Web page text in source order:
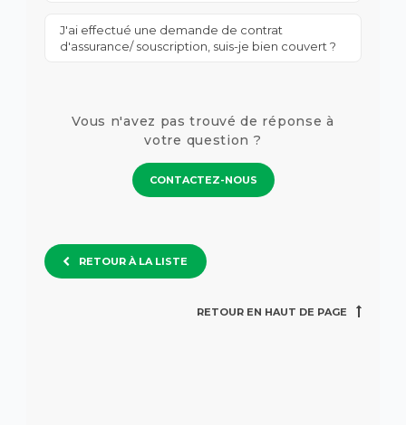
J'ai effectué une demande de contrat
d'assurance/ souscription, suis-je bien couvert ?
Vous n'avez pas trouvé de réponse à
votre question ?
CONTACTEZ-NOUS
RETOUR À LA LISTE
RETOUR EN HAUT DE PAGE